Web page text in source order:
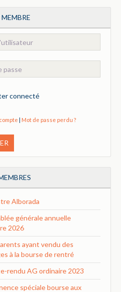
connecté
| Mot de passe perdu ?
Alborada
générale annuelle
2026
ayant vendu des
à la bourse de rentré
rendu AG ordinaire 2023
spéciale bourse aux